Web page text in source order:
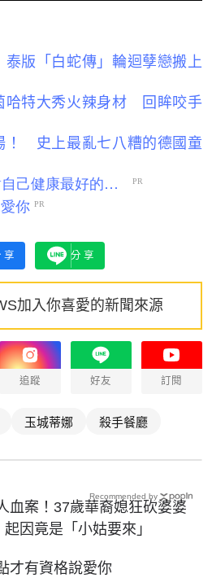
版「白蛇傳」輪迴孽戀搬上
哈特大秀火辣身材 回眸咬手
！ 史上最亂七八糟的德國童
享 分享
加入你喜愛的新聞來源
追蹤 好友 訂閱
玉城蒂娜 殺手餐廳
血案！37歲華裔媳狂砍婆婆
因竟是「小姑要來」
才有資格說愛你
Recommended by